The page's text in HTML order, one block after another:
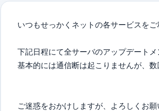
いつもせっかくネットの各サービスを
下記日程にて全サーバのアップデートメ
基本的には通信断は起こりませんが、
ご迷惑をおかけしますが、よろしくお願